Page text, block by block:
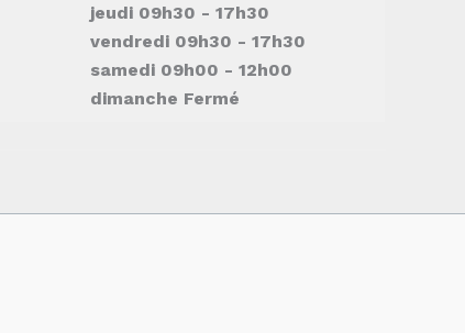
jeudi 09h30 - 17h30
vendredi 09h30 - 17h30
samedi 09h00 - 12h00
dimanche Fermé